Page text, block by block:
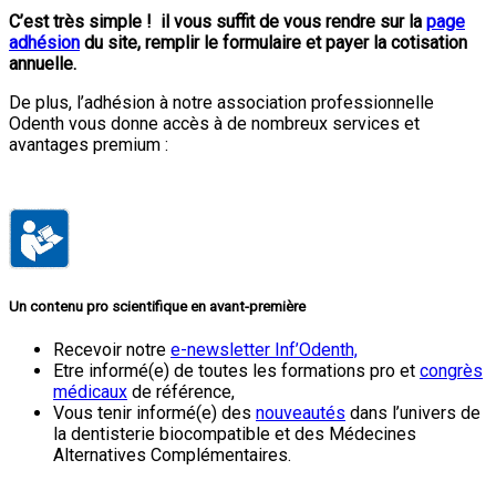
C’est très simple ! il vous suffit de vous rendre sur la page
adhésion du site, remplir le formulaire et payer la cotisation
annuelle.
De plus, l’adhésion à notre association professionnelle
Odenth vous donne accès à de nombreux services et
avantages premium :
Un contenu pro scientifique en avant-première
Recevoir notre e-newsletter Inf’Odenth,
Etre informé(e) de toutes les formations pro et congrès
médicaux de référence,
Vous tenir informé(e) des nouveautés dans l’univers de
la dentisterie biocompatible et des Médecines
Alternatives Complémentaires.